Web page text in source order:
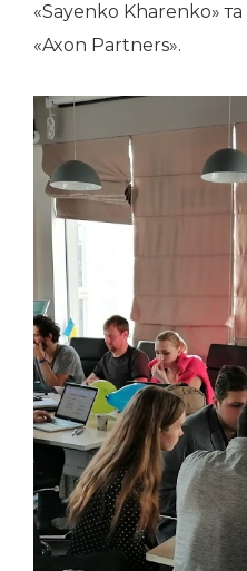
«Sayenko Kharenko»
«Axon Partners».